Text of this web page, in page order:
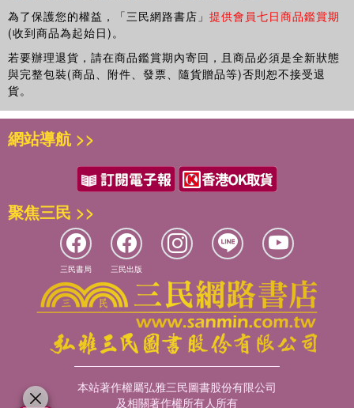
為了保護您的權益，「三民網路書店」 提供會員七日商品鑑賞期
(收到商品為起始日)。
若要辦理退貨，請在商品鑑賞期內寄回，且商品必須是全新狀態
與完整包裝(商品、附件、發票、隨貨贈品等)否則恕不接受退
貨。
網站導航 >>
聚焦三民 >>
三民書局 三民出版
本站著作權屬弘雅三民圖書股份有限公司
及相關著作權所有人所有